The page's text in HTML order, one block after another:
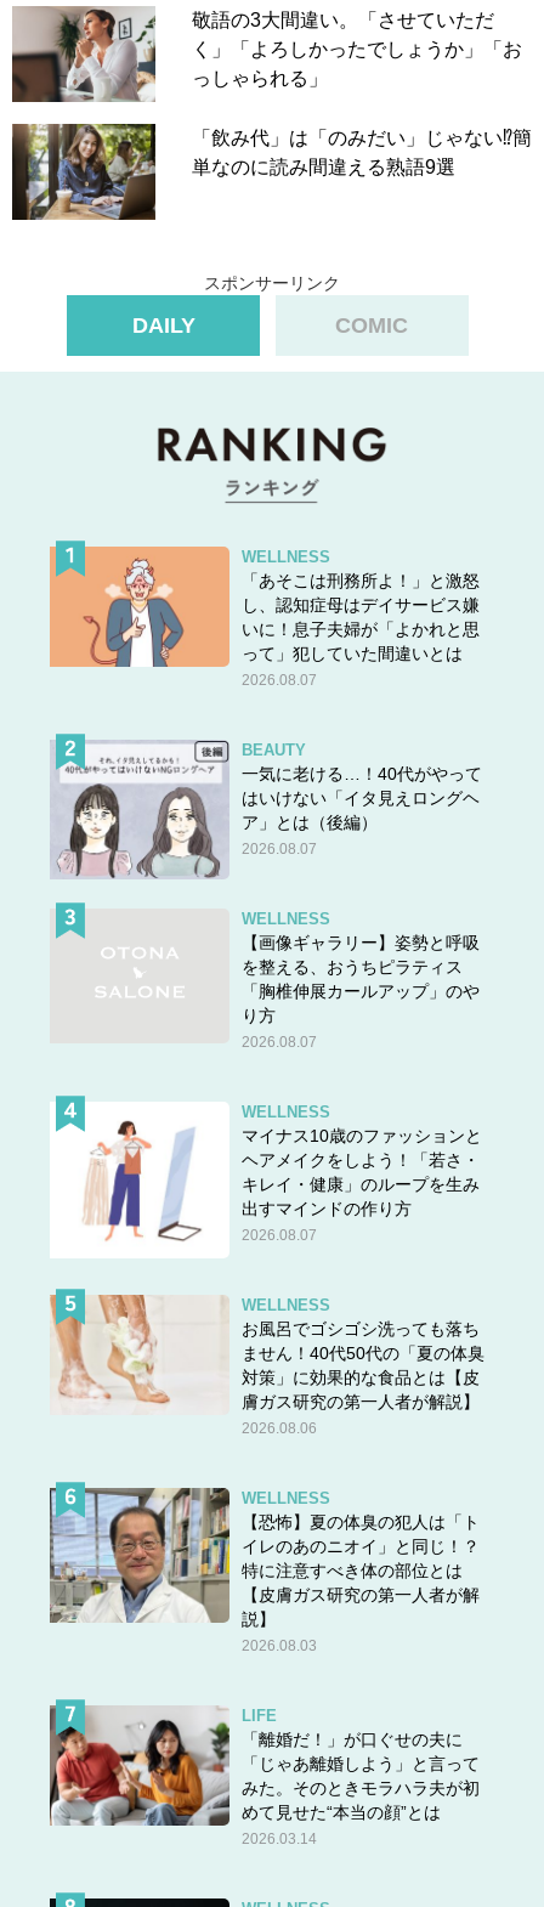
されてしまうと、“しなければならないことをせずに、な
まけて楽をしていること。（引用元：オウチャク｜言葉｜
漢字ペディア）”を意味し、「逢着」とは全く異なる意味
を表すことになるので要注意です。
ちなみに「逢着」は
出あうこと。出くわすこと。行きあたるこ
と。
出典元：小学館 デジタル大辞泉
を意味します。
まずは正解を見てみましょう。
「ほうちゃく」
「逢」の読みは
訓読み あ（う）・むか（える）・おお（きい）
です。
先で「逢瀬（おうせ）」を紹介しましたが、「逢」には本
来「おう」という読みはありません。「逢着」と「逢瀬」
の読みは、言葉を丸ごと覚えてしまうことをおすすめしま
なお「逢着」は「逢著」とも書きます。
「著」といえば、「著者（ちょしゃ）」や「著作（ちょさ
く）」「著しい（いちじるしい）」などの読みが馴染み深
いと思いますが、「著」の読みは
音読み チョ（常用漢字表外）チャク・ジャク
訓読み あらわ（す）・いちじる（しい）（常用漢
で、「チャク」の読みもあります。
「逢着」が「逢著」と表せることを知るまで知らなかった
のですが、「着」は「著」を省略した形の俗字※なのだと
か。のちに「著」と区別されるようになり、「着」が表す
意味でお馴染みの「きる」や「つく」の意味で用いられる
漢字の歴史を遡っていくことで、思いがけない共通点を見
つけることができました。
※正字ではないが世間一般に使われている漢字（出典元：
小学館 デジタル大辞泉）
敬語の3大間違い。「させていただ
く」「よろしかったでしょうか」「お
っしゃられる」
「飲み代」は「のみだい」じゃない⁉簡
単なのに読み間違える熟語9選
スポンサーリンク
DAILY COMIC
WELLNESS
「あそこは刑務所よ！」と激怒
し、認知症母はデイサービス嫌
いに！息子夫婦が「よかれと思
って」犯していた間違いとは
2026.08.07
BEAUTY
一気に老ける…！40代がやって
はいけない「イタ見えロングヘ
ア」とは（後編）
2026.08.07
WELLNESS
【画像ギャラリー】姿勢と呼吸
を整える、おうちピラティス
「胸椎伸展カールアップ」のや
り方
2026.08.07
WELLNESS
マイナス10歳のファッションと
ヘアメイクをしよう！「若さ・
キレイ・健康」のループを生み
出すマインドの作り方
2026.08.07
WELLNESS
お風呂でゴシゴシ洗っても落ち
ません！40代50代の「夏の体臭
対策」に効果的な食品とは【皮
膚ガス研究の第一人者が解説】
2026.08.06
WELLNESS
【恐怖】夏の体臭の犯人は「ト
イレのあのニオイ」と同じ！？
特に注意すべき体の部位とは
【皮膚ガス研究の第一人者が解
説】
2026.08.03
LIFE
「離婚だ！」が口ぐせの夫に
「じゃあ離婚しよう」と言って
みた。そのときモラハラ夫が初
めて見せた“本当の顔”とは
2026.03.14